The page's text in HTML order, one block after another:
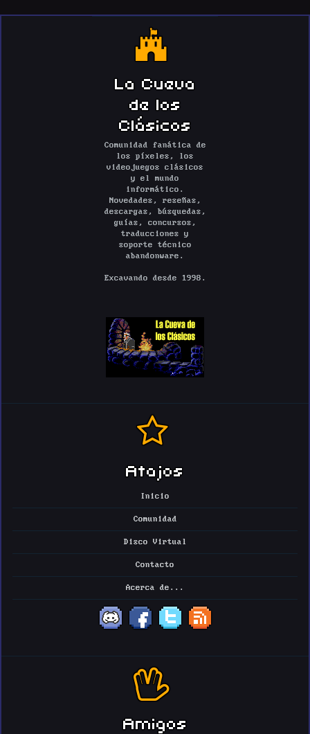
La Cueva
de los
Clásicos
Comunidad fanática de
los píxeles, los
videojuegos clásicos
y el mundo
informático.
Novedades, reseñas,
descargas, búsquedas,
guías, concursos,
traducciones y
soporte técnico
abandonware.
Excavando desde 1998.
Atajos
Inicio
Comunidad
Disco Virtual
Contacto
Acerca de...
Amigos